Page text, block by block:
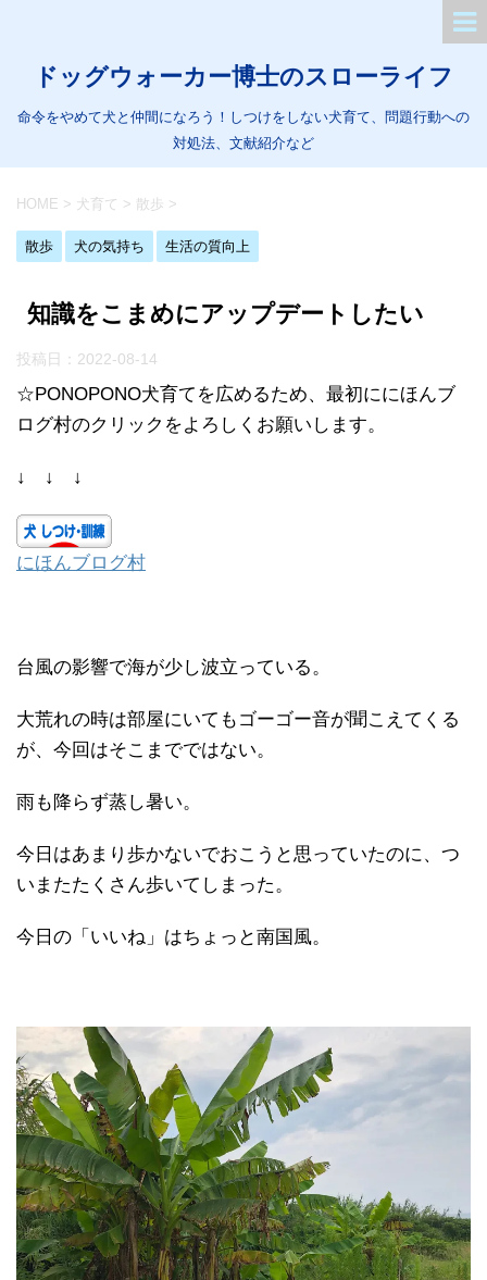
ドッグウォーカー博士のスローライフ
命令をやめて犬と仲間になろう！しつけをしない犬育て、問題行動への
対処法、文献紹介など
HOME > 犬育て > 散歩 >
散歩 犬の気持ち 生活の質向上
知識をこまめにアップデートしたい
投稿日： 2022-08-14
☆PONOPONO犬育てを広めるため、最初ににほんブ
ログ村のクリックをよろしくお願いします。
↓ ↓ ↓
にほんブログ村
台風の影響で海が少し波立っている。
大荒れの時は部屋にいてもゴーゴー音が聞こえてくる
が、今回はそこまでではない。
雨も降らず蒸し暑い。
今日はあまり歩かないでおこうと思っていたのに、つ
いまたたくさん歩いてしまった。
今日の「いいね」はちょっと南国風。